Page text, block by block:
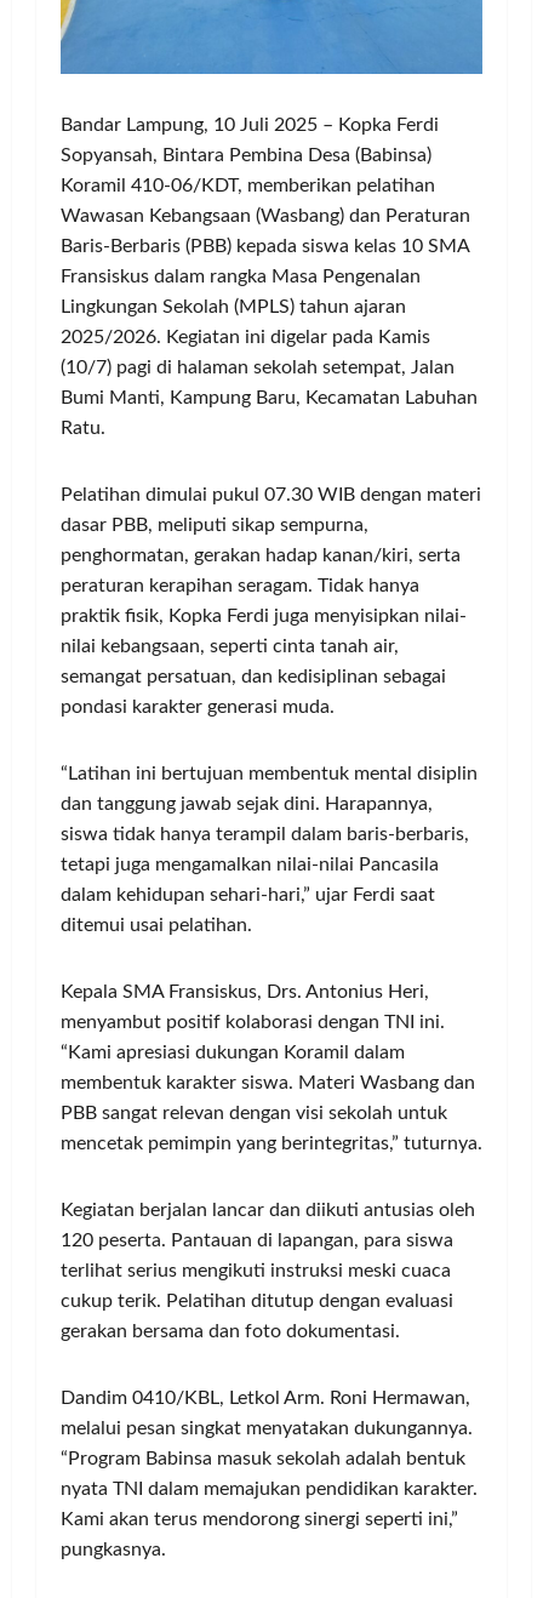
Bandar Lampung, 10 Juli 2025 – Kopka Ferdi
Sopyansah, Bintara Pembina Desa (Babinsa)
Koramil 410-06/KDT, memberikan pelatihan
Wawasan Kebangsaan (Wasbang) dan Peraturan
Baris-Berbaris (PBB) kepada siswa kelas 10 SMA
Fransiskus dalam rangka Masa Pengenalan
Lingkungan Sekolah (MPLS) tahun ajaran
2025/2026. Kegiatan ini digelar pada Kamis
(10/7) pagi di halaman sekolah setempat, Jalan
Bumi Manti, Kampung Baru, Kecamatan Labuhan
Ratu.
Pelatihan dimulai pukul 07.30 WIB dengan materi
dasar PBB, meliputi sikap sempurna,
penghormatan, gerakan hadap kanan/kiri, serta
peraturan kerapihan seragam. Tidak hanya
praktik fisik, Kopka Ferdi juga menyisipkan nilai-
nilai kebangsaan, seperti cinta tanah air,
semangat persatuan, dan kedisiplinan sebagai
pondasi karakter generasi muda.
“Latihan ini bertujuan membentuk mental disiplin
dan tanggung jawab sejak dini. Harapannya,
siswa tidak hanya terampil dalam baris-berbaris,
tetapi juga mengamalkan nilai-nilai Pancasila
dalam kehidupan sehari-hari,” ujar Ferdi saat
ditemui usai pelatihan.
Kepala SMA Fransiskus, Drs. Antonius Heri,
menyambut positif kolaborasi dengan TNI ini.
“Kami apresiasi dukungan Koramil dalam
membentuk karakter siswa. Materi Wasbang dan
PBB sangat relevan dengan visi sekolah untuk
mencetak pemimpin yang berintegritas,” tuturnya.
Kegiatan berjalan lancar dan diikuti antusias oleh
120 peserta. Pantauan di lapangan, para siswa
terlihat serius mengikuti instruksi meski cuaca
cukup terik. Pelatihan ditutup dengan evaluasi
gerakan bersama dan foto dokumentasi.
Dandim 0410/KBL, Letkol Arm. Roni Hermawan,
melalui pesan singkat menyatakan dukungannya.
“Program Babinsa masuk sekolah adalah bentuk
nyata TNI dalam memajukan pendidikan karakter.
Kami akan terus mendorong sinergi seperti ini,”
pungkasnya.